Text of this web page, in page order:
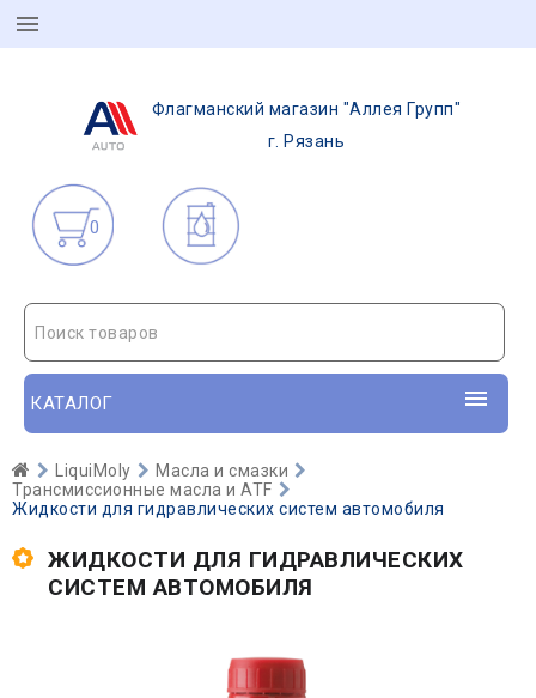
Флагманский магазин "Аллея Групп"
г. Рязань
0
Поиск товаров
КАТАЛОГ
LiquiMoly
Масла и смазки
Трансмиссионные масла и ATF
Жидкости для гидравлических систем автомобиля
ЖИДКОСТИ ДЛЯ ГИДРАВЛИЧЕСКИХ
СИСТЕМ АВТОМОБИЛЯ